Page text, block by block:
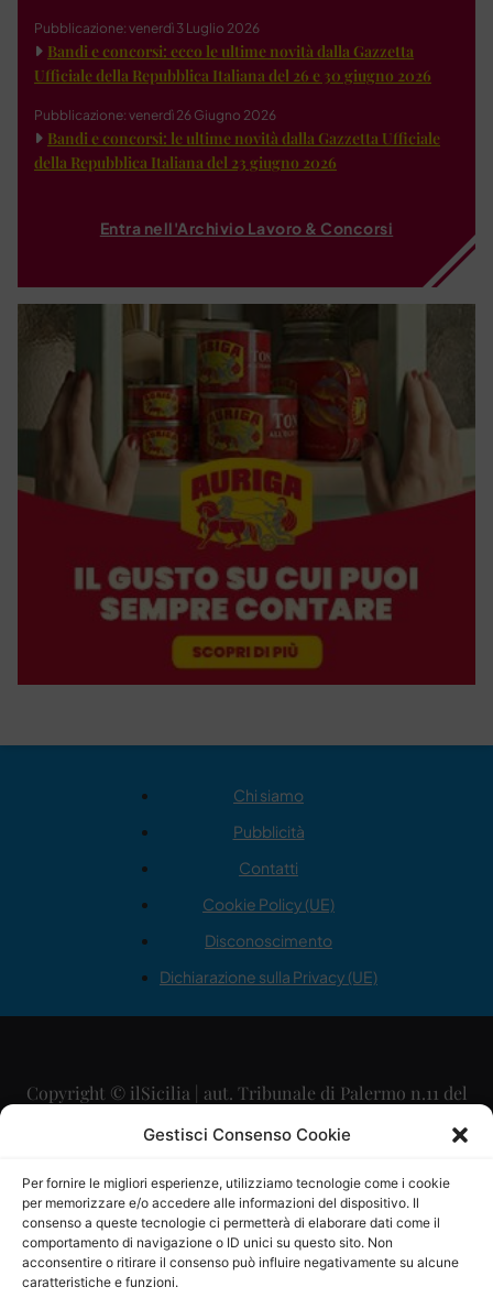
Gestisci Consenso Cookie
Per fornire le migliori esperienze, utilizziamo tecnologie come i cookie
per memorizzare e/o accedere alle informazioni del dispositivo. Il
consenso a queste tecnologie ci permetterà di elaborare dati come il
comportamento di navigazione o ID unici su questo sito. Non
acconsentire o ritirare il consenso può influire negativamente su alcune
caratteristiche e funzioni.
Pubblicazione: venerdì 3 Luglio 2026
Bandi e concorsi: ecco le ultime novità dalla Gazzetta
Ufficiale della Repubblica Italiana del 26 e 30 giugno 2026
Pubblicazione: venerdì 26 Giugno 2026
Bandi e concorsi: le ultime novità dalla Gazzetta Ufficiale
della Repubblica Italiana del 23 giugno 2026
Entra nell'Archivio Lavoro & Concorsi
Chi siamo
Pubblicità
Contatti
Cookie Policy (UE)
Disconoscimento
Dichiarazione sulla Privacy (UE)
Copyright © ilSicilia | aut. Tribunale di Palermo n.11 del
29/09/2015
Direttore Editoriale: Maurizio Scaglione
Direttore Responsabile: Maria Calabrese